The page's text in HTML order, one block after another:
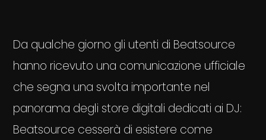
Da qualche giorno gli utenti di Beatsource
hanno ricevuto una comunicazione ufficiale
che segna una svolta importante nel
panorama degli store digitali dedicati ai DJ:
Beatsource cesserà di esistere come